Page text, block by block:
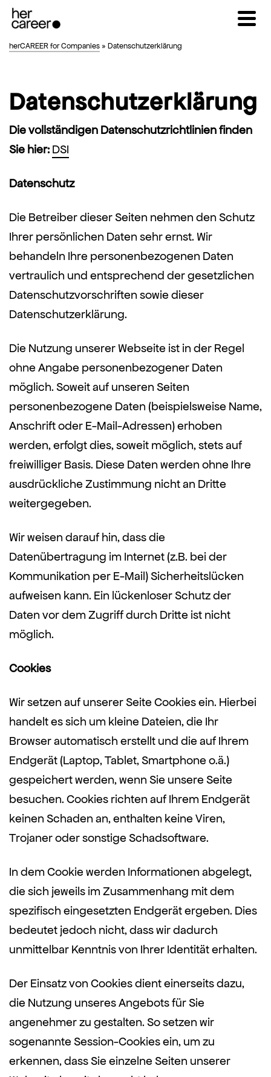
herCAREER for Companies » Datenschutzerklärung
Datenschutzerklärung
Die vollständigen Datenschutzrichtlinien finden
Sie hier:DSI
Datenschutz
Die Betreiber dieser Seiten nehmen den Schutz
Ihrer persönlichen Daten sehr ernst. Wir
behandeln Ihre personenbezogenen Daten
vertraulich und entsprechend der gesetzlichen
Datenschutzvorschriften sowie dieser
Datenschutzerklärung.
Die Nutzung unserer Webseite ist in der Regel
ohne Angabe personenbezogener Daten
möglich. Soweit auf unseren Seiten
personenbezogene Daten (beispielsweise Name,
Anschrift oder E-Mail-Adressen) erhoben
werden, erfolgt dies, soweit möglich, stets auf
freiwilliger Basis. Diese Daten werden ohne Ihre
ausdrückliche Zustimmung nicht an Dritte
weitergegeben.
Wir weisen darauf hin, dass die
Datenübertragung im Internet (z.B. bei der
Kommunikation per E-Mail) Sicherheitslücken
aufweisen kann. Ein lückenloser Schutz der
Daten vor dem Zugriff durch Dritte ist nicht
möglich.
Cookies
Wir setzen auf unserer Seite Cookies ein. Hierbei
handelt es sich um kleine Dateien, die Ihr
Browser automatisch erstellt und die auf Ihrem
Endgerät (Laptop, Tablet, Smartphone o.ä.)
gespeichert werden, wenn Sie unsere Seite
besuchen. Cookies richten auf Ihrem Endgerät
keinen Schaden an, enthalten keine Viren,
Trojaner oder sonstige Schadsoftware.
In dem Cookie werden Informationen abgelegt,
die sich jeweils im Zusammenhang mit dem
spezifisch eingesetzten Endgerät ergeben. Dies
bedeutet jedoch nicht, dass wir dadurch
unmittelbar Kenntnis von Ihrer Identität erhalten.
Der Einsatz von Cookies dient einerseits dazu,
die Nutzung unseres Angebots für Sie
angenehmer zu gestalten. So setzen wir
sogenannte Session-Cookies ein, um zu
erkennen, dass Sie einzelne Seiten unserer